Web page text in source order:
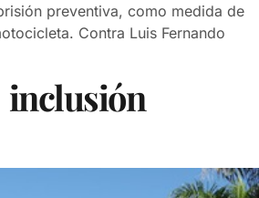
preventiva, como medida de
Contra Luis Fernando
inclusión